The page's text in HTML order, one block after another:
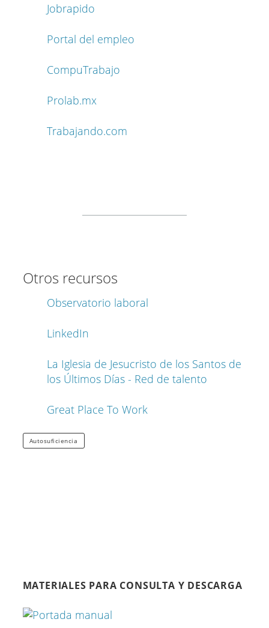
Jobrapido
Portal del empleo
CompuTrabajo
Prolab.mx
Trabajando.com
Otros recursos
Observatorio laboral
LinkedIn
La Iglesia de Jesucristo de los Santos de
los Últimos Días - Red de talento
Great Place To Work
Autosuficiencia
MATERIALES PARA CONSULTA Y DESCARGA